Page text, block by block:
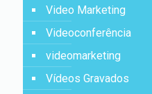
Video Marketing
Videoconferência
videomarketing
Vídeos Gravados